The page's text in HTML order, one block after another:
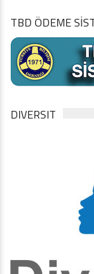
TBD ÖDEME
DIVERSIT